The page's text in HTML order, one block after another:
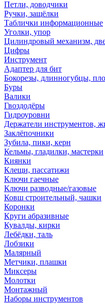
Петли, доводчики
Ручки, защёлки
Таблички информационные
Уголки, упор
Цилиндровый механизм,
Цифры
Инструмент
Адаптер для бит
Бокорезы, длинногубцы,
Буры
Валики
Гвоздодёры
Гидроуровни
Держатели инструментов,
Заклёпочники
Зубила, пики, керн
Кельмы, гладилки, мастерки
Киянки
Клещи, пассатижи
Ключи гаечные
Ключи разводные/газовые
Ковш строительный, чашки
Коронки
Круги абразивные
Кувалды, кирки
Лебёдки, таль
Лобзики
Малярный
Метчики, плашки
Миксеры
Молотки
Монтажный
Наборы инструментов